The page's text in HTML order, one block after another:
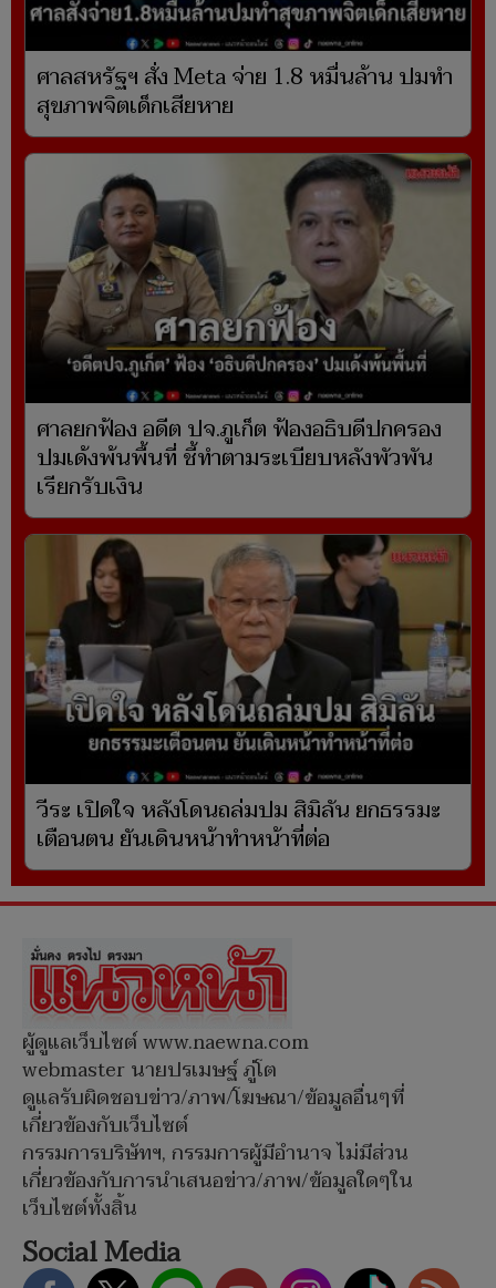
ศาลสหรัฐฯ สั่ง Meta จ่าย 1.8 หมื่นล้าน ปมทำ
สุขภาพจิตเด็กเสียหาย
ศาลยกฟ้อง อดีต ปจ.ภูเก็ต ฟ้องอธิบดีปกครอง
ปมเด้งพ้นพื้นที่ ชี้ทำตามระเบียบหลังพัวพัน
เรียกรับเงิน
วีระ เปิดใจ หลังโดนถล่มปม สิมิลัน ยกธรรมะ
เตือนตน ยันเดินหน้าทำหน้าที่ต่อ
ผู้ดูแลเว็บไซต์ www.naewna.com
webmaster นายปรเมษฐ์ ภู่โต
ดูแลรับผิดชอบข่าว/ภาพ/โฆษณา/ข้อมูลอื่นๆที่
เกี่ยวข้องกับเว็บไซต์
กรรมการบริษัทฯ, กรรมการผู้มีอำนาจ ไม่มีส่วน
เกี่ยวข้องกับการนำเสนอข่าว/ภาพ/ข้อมูลใดๆใน
เว็บไซต์ทั้งสิ้น
Social Media